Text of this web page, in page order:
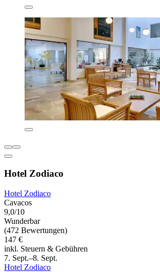
Hotel Zodiaco
Hotel Zodiaco
Cavacos
9,0/10
Wunderbar
(472 Bewertungen)
147 €
inkl. Steuern & Gebühren
7. Sept.–8. Sept.
Hotel Zodiaco